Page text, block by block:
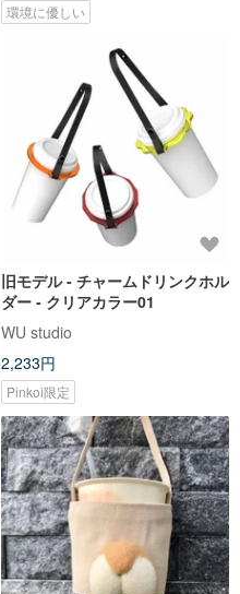
環境に優しい
旧モデル - チャームドリンクホル
ダー - クリアカラー01
WU studio
2,233円
Pinkoi限定